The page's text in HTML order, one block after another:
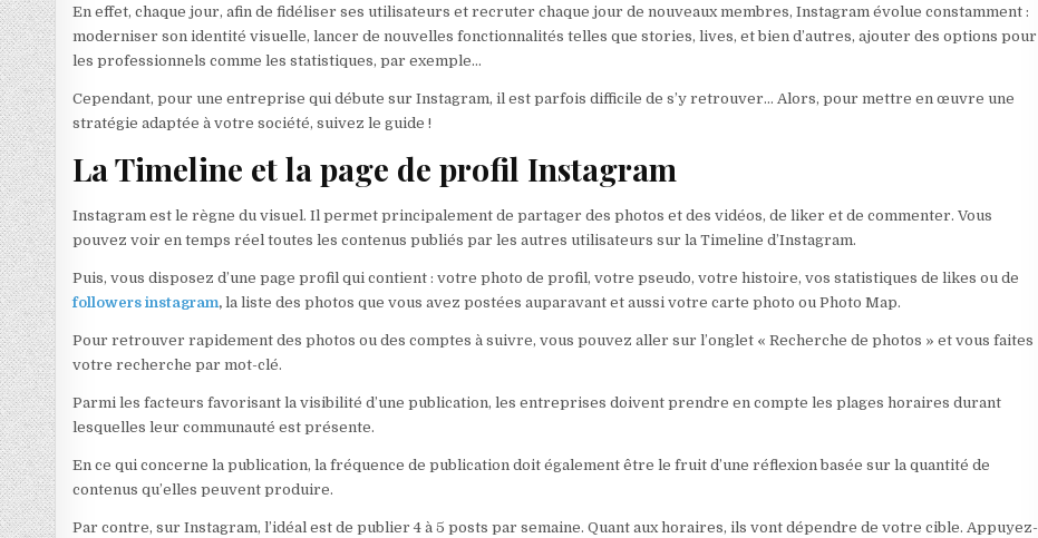
En effet, chaque jour, afin de fidéliser ses utilisateurs et recruter chaque jour de nouveaux membres, Instagram évolue constamment :
moderniser son identité visuelle, lancer de nouvelles fonctionnalités telles que stories, lives, et bien d’autres, ajouter des options pour
les professionnels comme les statistiques, par exemple…
Cependant, pour une entreprise qui débute sur Instagram, il est parfois difficile de s’y retrouver… Alors, pour mettre en œuvre une
stratégie adaptée à votre société, suivez le guide !
La Timeline et la page de profil Instagram
Instagram est le règne du visuel. Il permet principalement de partager des photos et des vidéos, de liker et de commenter. Vous
pouvez voir en temps réel toutes les contenus publiés par les autres utilisateurs sur la Timeline d’Instagram.
Puis, vous disposez d’une page profil qui contient : votre photo de profil, votre pseudo, votre histoire, vos statistiques de likes ou de
followers instagram,la liste des photos que vous avez postées auparavant et aussi votre carte photo ou Photo Map.
Pour retrouver rapidement des photos ou des comptes à suivre, vous pouvez aller sur l’onglet « Recherche de photos » et vous faites
votre recherche par mot-clé.
Parmi les facteurs favorisant la visibilité d’une publication, les entreprises doivent prendre en compte les plages horaires durant
lesquelles leur communauté est présente.
En ce qui concerne la publication, la fréquence de publication doit également être le fruit d’une réflexion basée sur la quantité de
contenus qu’elles peuvent produire.
Par contre, sur Instagram, l’idéal est de publier 4 à 5 posts par semaine. Quant aux horaires, ils vont dépendre de votre cible. Appuyez-